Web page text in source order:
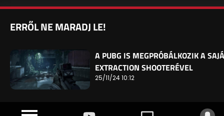
ERRŐL NE MARADJ LE!
A PUBG IS MEGPRÓBÁLKOZIK A
EXTRACTION SHOOTERÉVEL
25/11/24 10:12